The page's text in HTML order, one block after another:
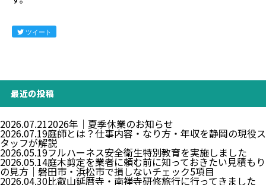
ツイート
最近の投稿
2026.07.212026年｜夏季休業のお知らせ
2026.07.19庭師とは？仕事内容・なり方・年収を静岡の現役ス
タッフが解説
2026.05.19フルハーネス安全衛生特別教育を実施しました
2026.05.14庭木剪定を業者に頼む前に知っておきたい見積もり
の見方｜磐田市・浜松市で損しないチェック5項目
2026.04.30比叡山延暦寺・南禅寺研修旅行に行ってきました